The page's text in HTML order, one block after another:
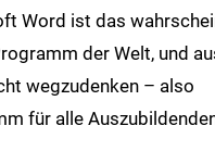
Word ist das
der Welt, und
wegzudenken – also
für alle